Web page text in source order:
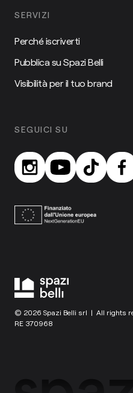
SERVIZI
Perché iscriverti
Pubblica su Spazi Belli
Visibilità per il tuo brand
SEGUICI SU
© 2026 Spazi Belli srl | All rights
RE 370968